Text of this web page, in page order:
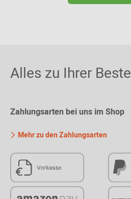
Alles zu Ihrer
Zahlungsarten bei uns im Shop
Mehr zu den Zahlungsarten